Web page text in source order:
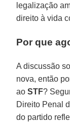
legalização
direito à vida
Por que
A discussão
nova, então
aoSTF?
Direito Penal
do partido